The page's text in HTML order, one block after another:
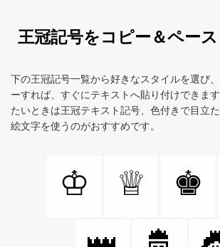
王冠記号をコピー＆ペー
下の王冠記号一覧から好きなスタイルを選び
ーすれば、すぐにテキストへ貼り付けできま
たいときは王冠テキスト記号、色付きで目立
絵文字を使うのがおすすめです。
♔ ♕ ♚